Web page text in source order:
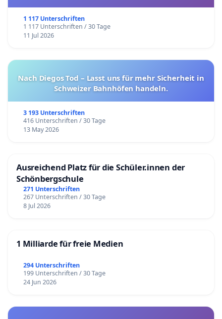
1 117 Unterschriften
1 117 Unterschriften / 30 Tage
11 Jul 2026
Nach Diegos Tod – Lasst uns für mehr Sicherheit in
Schweizer Bahnhöfen handeln.
3 193 Unterschriften
416 Unterschriften / 30 Tage
13 May 2026
Ausreichend Platz für die Schüler.innen der
Schönbergschule
271 Unterschriften
267 Unterschriften / 30 Tage
8 Jul 2026
1 Milliarde für freie Medien
294 Unterschriften
199 Unterschriften / 30 Tage
24 Jun 2026